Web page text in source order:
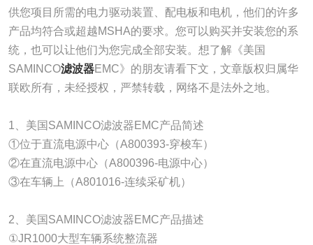
供您项目所需的电力驱动装置、配电板和电机，他们的许多
产品均符合或超越MSHA的要求。您可以购买并安装您的系
统，也可以让他们为您完成全部安装。想了解《美国
SAMINCO滤波器EMC》的朋友请看下文，文章版权归属华
联欧所有，未经授权，严禁转载，网络不是法外之地。
1、美国SAMINCO滤波器EMC产品简述
①位于直流电源中心（A800393-穿梭车）
②在直流电源中心（A800396-电源中心）
③在车辆上（A801016-连续采矿机）
2、美国SAMINCO滤波器EMC产品描述
①JR1000大型车辆系统整流器